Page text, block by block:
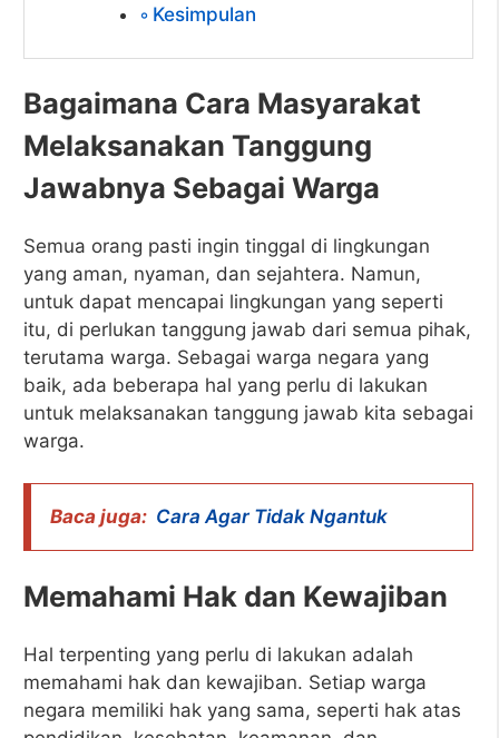
Kesimpulan
Bagaimana Cara Masyarakat
Melaksanakan Tanggung
Jawabnya Sebagai Warga
Semua orang pasti ingin tinggal di lingkungan
yang aman, nyaman, dan sejahtera. Namun,
untuk dapat mencapai lingkungan yang seperti
itu, di perlukan tanggung jawab dari semua pihak,
terutama warga. Sebagai warga negara yang
baik, ada beberapa hal yang perlu di lakukan
untuk melaksanakan tanggung jawab kita sebagai
warga.
Baca juga: Cara Agar Tidak Ngantuk
Memahami Hak dan Kewajiban
Hal terpenting yang perlu di lakukan adalah
memahami hak dan kewajiban. Setiap warga
negara memiliki hak yang sama, seperti hak atas